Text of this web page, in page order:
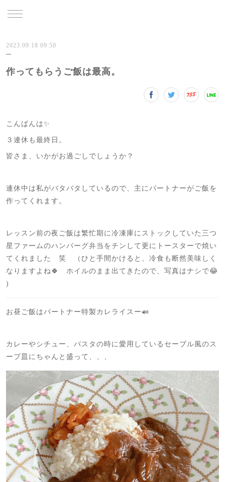
2023.09.18 09:50
作ってもらうご飯は最高。
こんばんは✨
３連休も最終日。
皆さま、いかがお過ごしでしょうか？
連休中は私がバタバタしているので、主にパートナーがご飯を
作ってくれます。
レッスン前の夜ご飯は繁忙期に冷凍庫にストックしていた三つ
星ファームのハンバーグ弁当をチンして更にトースターで焼い
てくれました 笑 （ひと手間かけると、冷食も断然美味しく
なりますよね🍀 ホイルのまま出てきたので、写真はナシで😂
)
お昼ご飯はパートナー特製カレライスー🍛
カレーやシチュー、パスタの時に愛用しているセーブル風のス
ープ皿にちゃんと盛って、、、